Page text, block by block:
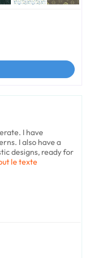
I have
I also have a
designs, ready for
le texte